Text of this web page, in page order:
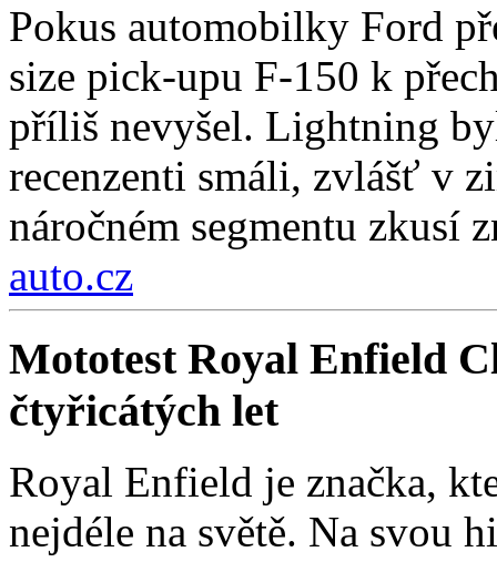
Pokus automobilky Ford
size pick-upu F-150 k
příliš nevyšel. Lightning
recenzenti smáli, zvlášť v
náročném segmentu zkusí
auto.cz
Mototest Royal Enfield
čtyřicátých let
Royal Enfield je značka,
nejdéle na světě. Na svou